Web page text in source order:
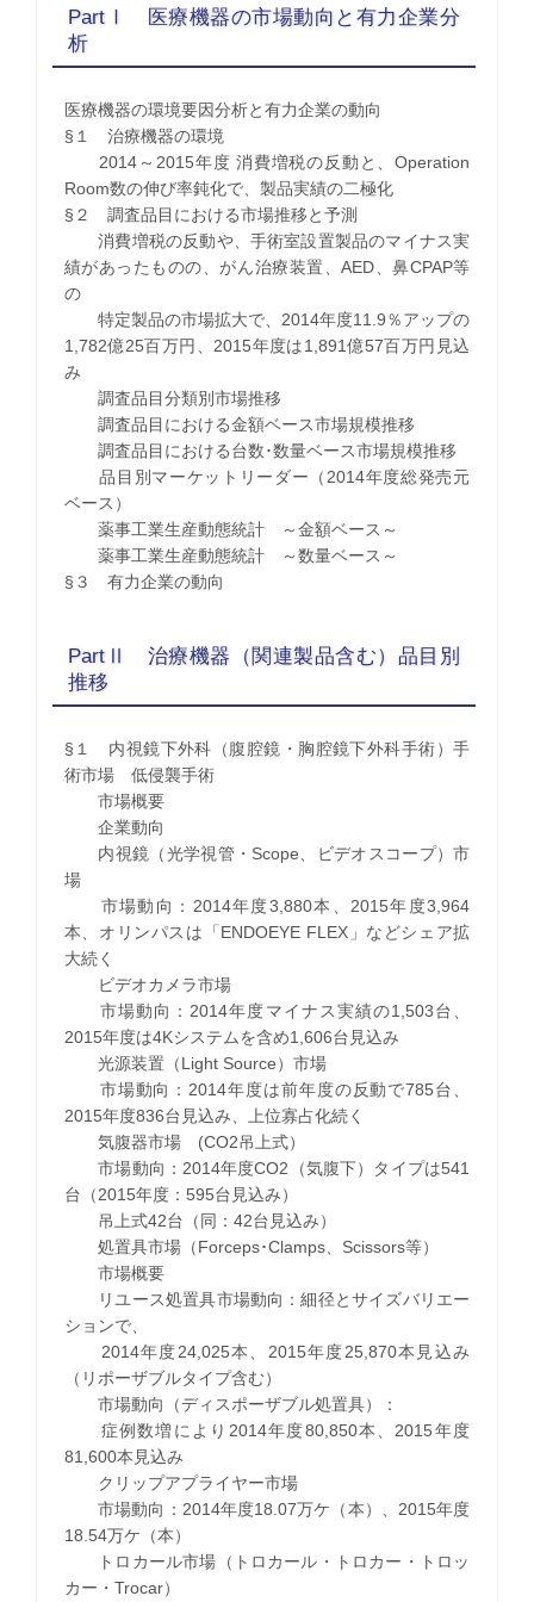
PartⅠ 医療機器の市場動向と有力企業分
析
医療機器の環境要因分析と有力企業の動向
§１ 治療機器の環境
2014～2015年度 消費増税の反動と、Operation
Room数の伸び率鈍化で、製品実績の二極化
§２ 調査品目における市場推移と予測
消費増税の反動や、手術室設置製品のマイナス実
績があったものの、がん治療装置、AED、鼻CPAP等
の
特定製品の市場拡大で、2014年度11.9％アップの
1,782億25百万円、2015年度は1,891億57百万円見込
み
調査品目分類別市場推移
調査品目における金額ベース市場規模推移
調査品目における台数･数量ベース市場規模推移
品目別マーケットリーダー（2014年度総発売元
ベース）
薬事工業生産動態統計 ～金額ベース～
薬事工業生産動態統計 ～数量ベース～
§３ 有力企業の動向
PartⅡ 治療機器（関連製品含む）品目別
推移
§１ 内視鏡下外科（腹腔鏡・胸腔鏡下外科手術）手
術市場 低侵襲手術
市場概要
企業動向
内視鏡（光学視管・Scope、ビデオスコープ）市
場
市場動向：2014年度3,880本、2015年度3,964
本、オリンパスは「ENDOEYE FLEX」などシェア拡
大続く
ビデオカメラ市場
市場動向：2014年度マイナス実績の1,503台、
2015年度は4Kシステムを含め1,606台見込み
光源装置（Light Source）市場
市場動向：2014年度は前年度の反動で785台、
2015年度836台見込み、上位寡占化続く
気腹器市場 (CO2吊上式）
市場動向：2014年度CO2（気腹下）タイプは541
台（2015年度：595台見込み）
吊上式42台（同：42台見込み）
処置具市場（Forceps･Clamps、Scissors等）
市場概要
リユース処置具市場動向：細径とサイズバリエー
ションで、
2014年度24,025本、2015年度25,870本見込み
（リポーザブルタイプ含む）
市場動向（ディスポーザブル処置具）：
症例数増により2014年度80,850本、2015年度
81,600本見込み
クリップアプライヤー市場
市場動向：2014年度18.07万ケ（本）、2015年度
18.54万ケ（本）
トロカール市場（トロカール・トロカー・トロッ
カー・Trocar）